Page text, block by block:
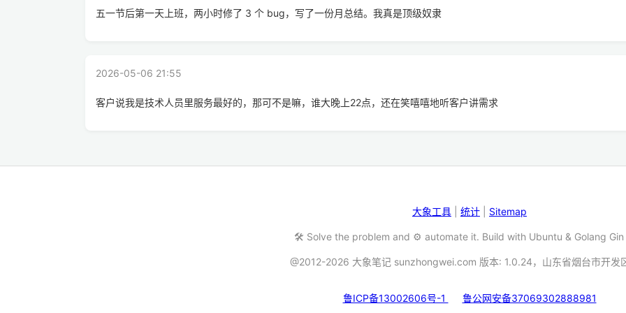
五一节后第一天上班，两小时修了 3 个 bug，写了一份月总结。我真是顶级奴隶
2026-05-06 21:55
客户说我是技术人员里服务最好的，那可不是嘛，谁大晚上22点，还在笑嘻嘻地听客户讲需求
大象工具 统计 Sitemap
🛠️ Solve the problem and ⚙️ automate it. Build with Ubuntu & Golang
@2012-2026 大象笔记 sunzhongwei.com 版本: 1.0.24，山东省烟台市开发
鲁ICP备13002606号-1 鲁公网安备37069302888981